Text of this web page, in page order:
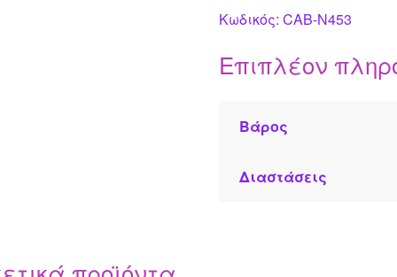
Κωδικός: CAB-N453
Επιπλέον
Βάρος
Διαστάσεις